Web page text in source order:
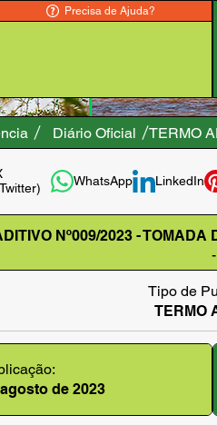
Precisa de Ajuda?
Diário Oficial TERMO
WhatsApp LinkedIn
Nº009/2023 -
-
Tipo de
TERMO
de 2023